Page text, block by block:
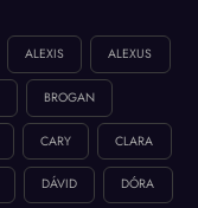
ALEXIS ALEXUS
BROGAN
CARY CLARA
DÁVID DÓRA